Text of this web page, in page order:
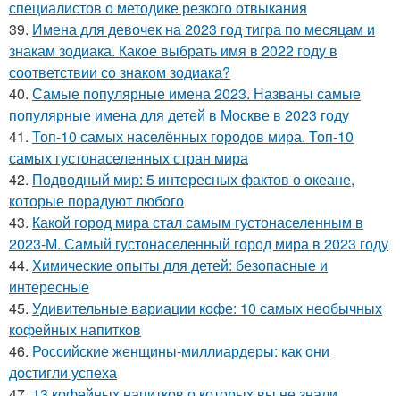
специалистов о методике резкого отвыкания
39. Имена для девочек на 2023 год тигра по месяцам и
знакам зодиака. Какое выбрать имя в 2022 году в
соответствии со знаком зодиака?
40. Самые популярные имена 2023. Названы самые
популярные имена для детей в Москве в 2023 году
41. Топ-10 самых населённых городов мира. Топ-10
самых густонаселенных стран мира
42. Подводный мир: 5 интересных фактов о океане,
которые порадуют любого
43. Какой город мира стал самым густонаселенным в
2023-М. Самый густонаселенный город мира в 2023 году
44. Химические опыты для детей: безопасные и
интересные
45. Удивительные вариации кофе: 10 самых необычных
кофейных напитков
46. Российские женщины-миллиардеры: как они
достигли успеха